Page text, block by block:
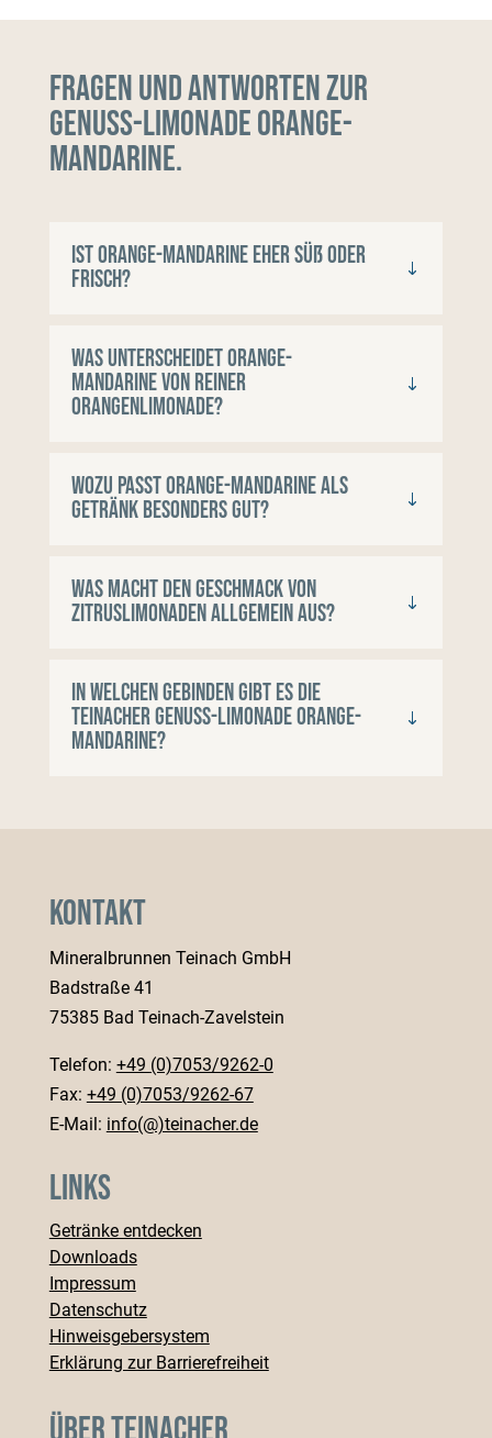
Fragen und Antworten zur
Genuss-Limonade Orange-
Mandarine.
Ist Orange-Mandarine eher süß oder
frisch?
Was unterscheidet Orange-
Mandarine von reiner
Orangenlimonade?
Wozu passt Orange-Mandarine als
Getränk besonders gut?
Was macht den Geschmack von
Zitruslimonaden allgemein aus?
In welchen Gebinden gibt es die
Teinacher Genuss-Limonade Orange-
Mandarine?
Kontakt
Mineralbrunnen Teinach GmbH
Badstraße 41
75385 Bad Teinach-Zavelstein
Telefon: +49 (0)7053/9262-0
Fax: +49 (0)7053/9262-67
E-Mail: info(@)teinacher.de
Links
Getränke entdecken
Downloads
Impressum
Datenschutz
Hinweisgebersystem
Erklärung zur Barrierefreiheit